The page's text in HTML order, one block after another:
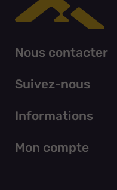
Nous contacter
Suivez-nous
Informations
Mon compte